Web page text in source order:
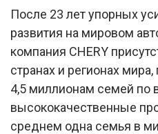
После 23 лет упорных
развития на мировом
компания CHERY
странах и регионах
4,5 миллионам семей по
высококачественные
среднем одна семья в